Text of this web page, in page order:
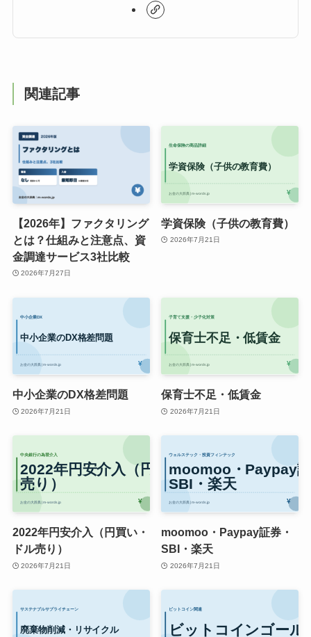
関連記事
【2026年】ファクタリング
とは？仕組みと注意点、資
金調達サービス3社比較
2026年7月27日
学資保険（子供の教育費）
2026年7月21日
中小企業のDX格差問題
2026年7月21日
保育士不足・低賃金
2026年7月21日
2022年円安介入（円買い・
ドル売り）
2026年7月21日
moomoo・Paypay証券・
SBI・楽天
2026年7月21日